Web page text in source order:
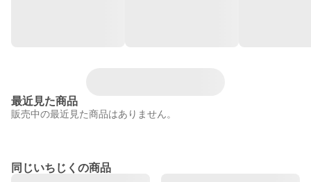
最近見た商品
販売中の最近見た商品はありません。
同じいちじくの商品